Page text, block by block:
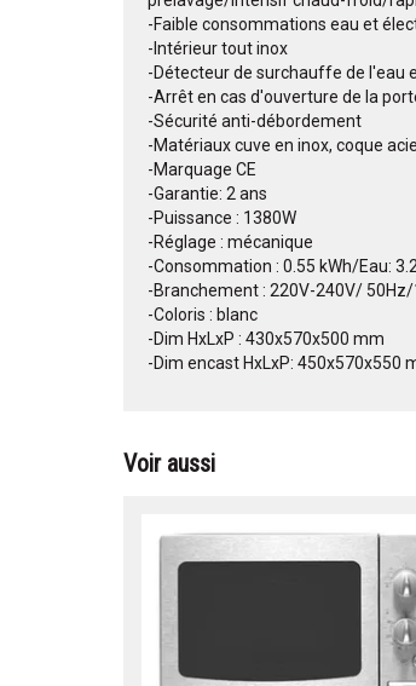
-Faible consommations eau et
-Intérieur tout inox
-Détecteur de surchauffe de l'eau
-Arrêt en cas d'ouverture de la
-Sécurité anti-débordement
-Matériaux cuve en inox, coque
-Marquage CE
-Garantie: 2 ans
-Puissance : 1380W
-Réglage : mécanique
-Consommation : 0.55 kWh/Eau:
-Branchement : 220V-240V/
-Coloris : blanc
-Dim HxLxP : 430x570x500 mm
-Dim encast HxLxP: 450x570x550
Voir aussi